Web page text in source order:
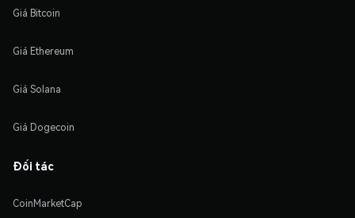
Giá Bitcoin
Giá Ethereum
Giá Solana
Giá Dogecoin
Đối tác
CoinMarketCap